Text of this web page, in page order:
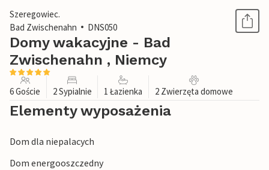
Szeregowiec.
Bad Zwischenahn
DNS050
Domy wakacyjne - Bad
Zwischenahn , Niemcy
6 Goście 2 Sypialnie 1 Łazienka 2 Zwierzęta domowe
Elementy wyposażenia
Dom dla niepalacych
Dom energooszczedny